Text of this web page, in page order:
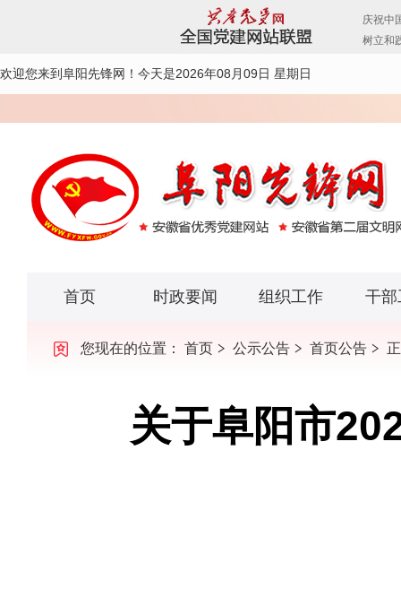
欢迎您来到阜阳先锋网！ 今天是2026年08月09日 星期日
首页 时政要闻 组织工作 干部
您现在的位置： 首页 公示公告 首页公告
关于阜阳市